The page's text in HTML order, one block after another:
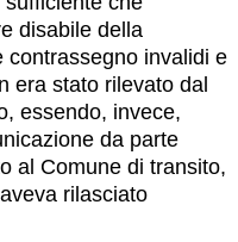
disabile della
contrassegno invalidi e
era stato rilevato dal
essendo, invece,
da parte
al Comune di transito,
rilasciato